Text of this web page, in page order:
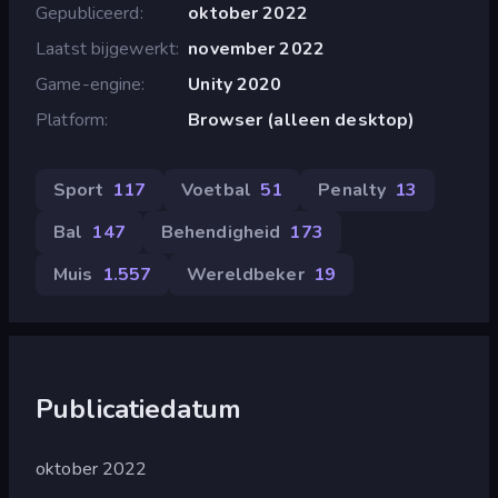
Gepubliceerd
oktober 2022
Laatst bijgewerkt november 2022
Game-engine
Unity 2020
Platform
Browser (alleen desktop)
Sport 117 Voetbal 51 Penalty 13
Bal 147 Behendigheid 173
Muis 1.557 Wereldbeker 19
Publicatiedatum
oktober 2022